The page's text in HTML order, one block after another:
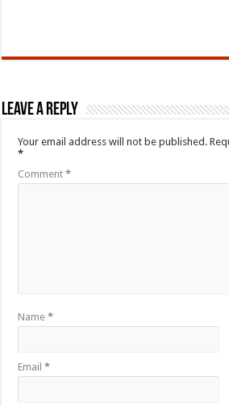
Leave a Reply
Your email address will not be published.
*
Comment*
Name*
Email*